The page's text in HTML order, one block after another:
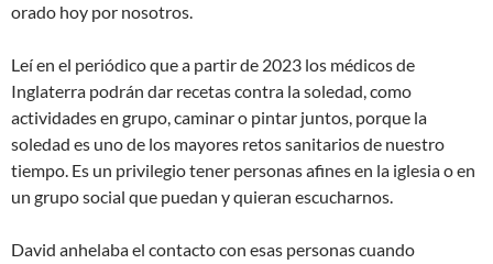
orado hoy por nosotros.
Leí en el periódico que a partir de 2023 los médicos de
Inglaterra podrán dar recetas contra la soledad, como
actividades en grupo, caminar o pintar juntos, porque la
soledad es uno de los mayores retos sanitarios de nuestro
tiempo. Es un privilegio tener personas afines en la iglesia o en
un grupo social que puedan y quieran escucharnos.
David anhelaba el contacto con esas personas cuando